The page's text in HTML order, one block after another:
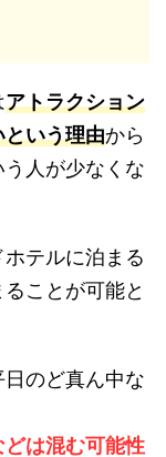
アトラクション
いう理由から
人が少なくな
テルに泊まる
ことが可能と
のど真ん中な
は混む可能性